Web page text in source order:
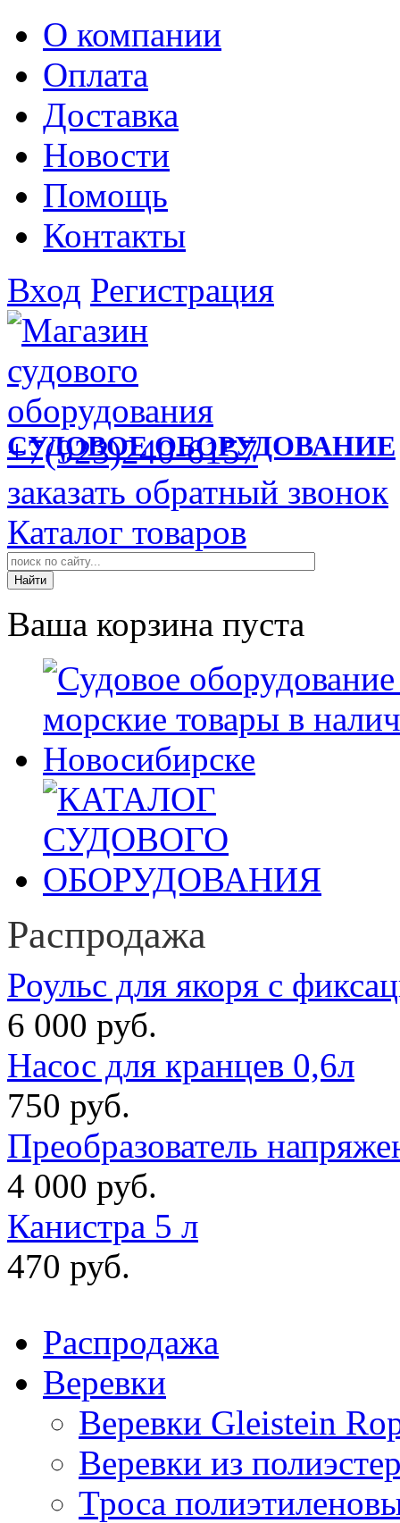
О компании
Оплата
Доставка
Новости
Помощь
Контакты
Вход Регистрация
СУДОВОЕ ОБОРУДОВАНИЕ
+7(923)240-6157
заказать обратный звонок
Каталог товаров
Ваша корзина пуста
Распродажа
Роульс для якоря с
6 000 руб.
Насос для кранцев 0,6л
750 руб.
Преобразователь
4 000 руб.
Канистра 5 л
470 руб.
Распродажа
Веревки
Веревки Gleistein
Веревки из
Троса